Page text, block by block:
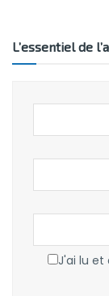
L’essentiel de
J'ai lu et